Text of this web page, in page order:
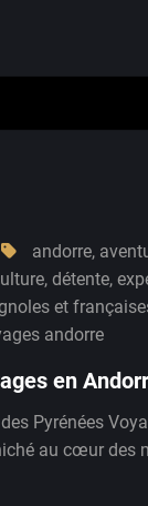
andorre,
, détente,
et
andorre
en
Pyrénées
au cœur des